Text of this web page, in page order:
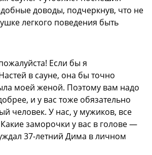
доводы, подчеркнув, что не
легкого поведения быть
Если бы я
в сауне, она бы точно
моей женой. Поэтому вам надо
и у вас тоже обязательно
человек. У нас, у мужиков, все
заморочки у вас в голове —
37-летний Дима в личном